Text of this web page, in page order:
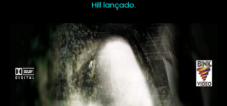
Hill lançado.